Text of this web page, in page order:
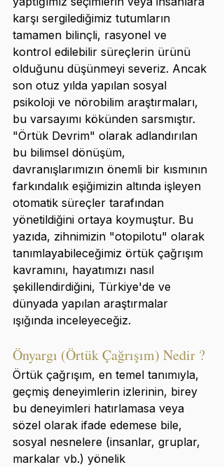
karşı sergilediğimiz tutumların
tamamen bilinçli, rasyonel ve
kontrol edilebilir süreçlerin ürünü
olduğunu düşünmeyi severiz. Ancak
son otuz yılda yapılan sosyal
psikoloji ve nörobilim araştırmaları,
bu varsayımı kökünden sarsmıştır.
"Örtük Devrim" olarak adlandırılan
bu bilimsel dönüşüm,
davranışlarımızın önemli bir kısmının
farkındalık eşiğimizin altında işleyen
otomatik süreçler tarafından
yönetildiğini ortaya koymuştur. Bu
yazıda, zihnimizin "otopilotu" olarak
tanımlayabileceğimiz örtük çağrışım
kavramını, hayatımızı nasıl
şekillendirdiğini, Türkiye'de ve
dünyada yapılan araştırmalar
ışığında inceleyeceğiz.
Önyargı (Örtük Çağrışım) Nedir ?
Örtük çağrışım, en temel tanımıyla,
geçmiş deneyimlerin izlerinin, birey
bu deneyimleri hatırlamasa veya
sözel olarak ifade edemese bile,
sosyal nesnelere (insanlar, gruplar,
markalar vb.) yönelik